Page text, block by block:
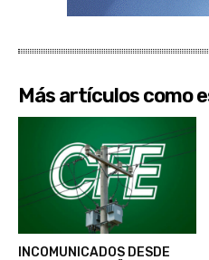
Más artículos como
INCOMUNICADOS DESDE